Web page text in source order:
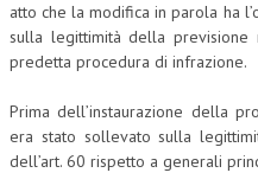
COLLABORA CON NOI
ECONOMIA
CORPORATE SOCIAL
atto che la modifica in parola ha
sulla legittimità della previsione
predetta procedura di infrazione.
Prima dell’instaurazione della
era stato sollevato sulla
dell’art. 60 rispetto a generali